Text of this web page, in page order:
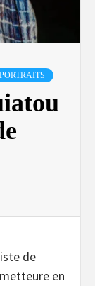
de
en